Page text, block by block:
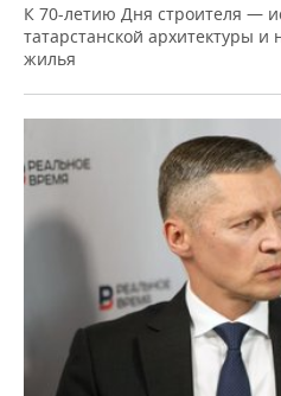
К 70-летию Дня строителя —
татарстанской архитектуры и
жилья